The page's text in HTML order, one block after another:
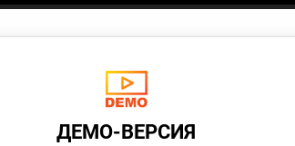
ДЕМО-ВЕРСИЯ